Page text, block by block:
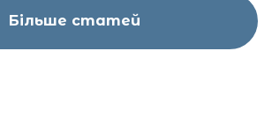
Більше статей